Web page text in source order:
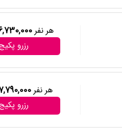
هر نفر26,730,000
رزرو
هر نفر27,790,000
رزرو